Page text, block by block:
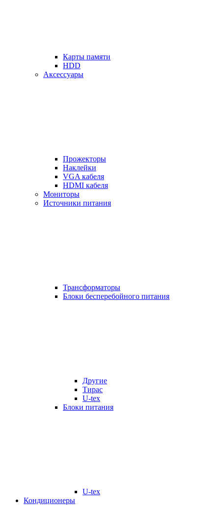
Карты памяти
HDD
Аксессуары
Прожекторы
Наклейки
VGA кабеля
HDMI кабеля
Мониторы
Источники питания
Трансформаторы
Блоки бесперебойного питания
Другие
Тирас
U-tex
Блоки питания
U-tex
Кондиционеры